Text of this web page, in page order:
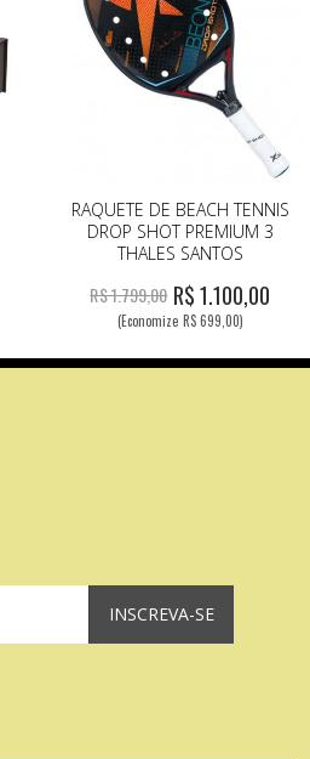
RAQUETE DE BEACH TENNIS
DROP SHOT PREMIUM 3
THALES SANTOS
R$ 1.799,00 R$ 1.100,00
(Economize R$ 699,00)
INSCREVA-SE